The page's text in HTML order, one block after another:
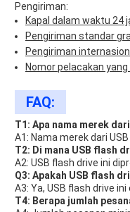
Pengiriman:
Kapal dalam waktu 24
Pengiriman standar
Pengiriman
Nomor pelacakan
FAQ:
T1: Apa nama merek
A1: Nama merek dari
T2: Di mana USB flash
A2: USB flash drive ini
Q3: Apakah USB flash
A3: Ya, USB flash drive
T4: Berapa jumlah